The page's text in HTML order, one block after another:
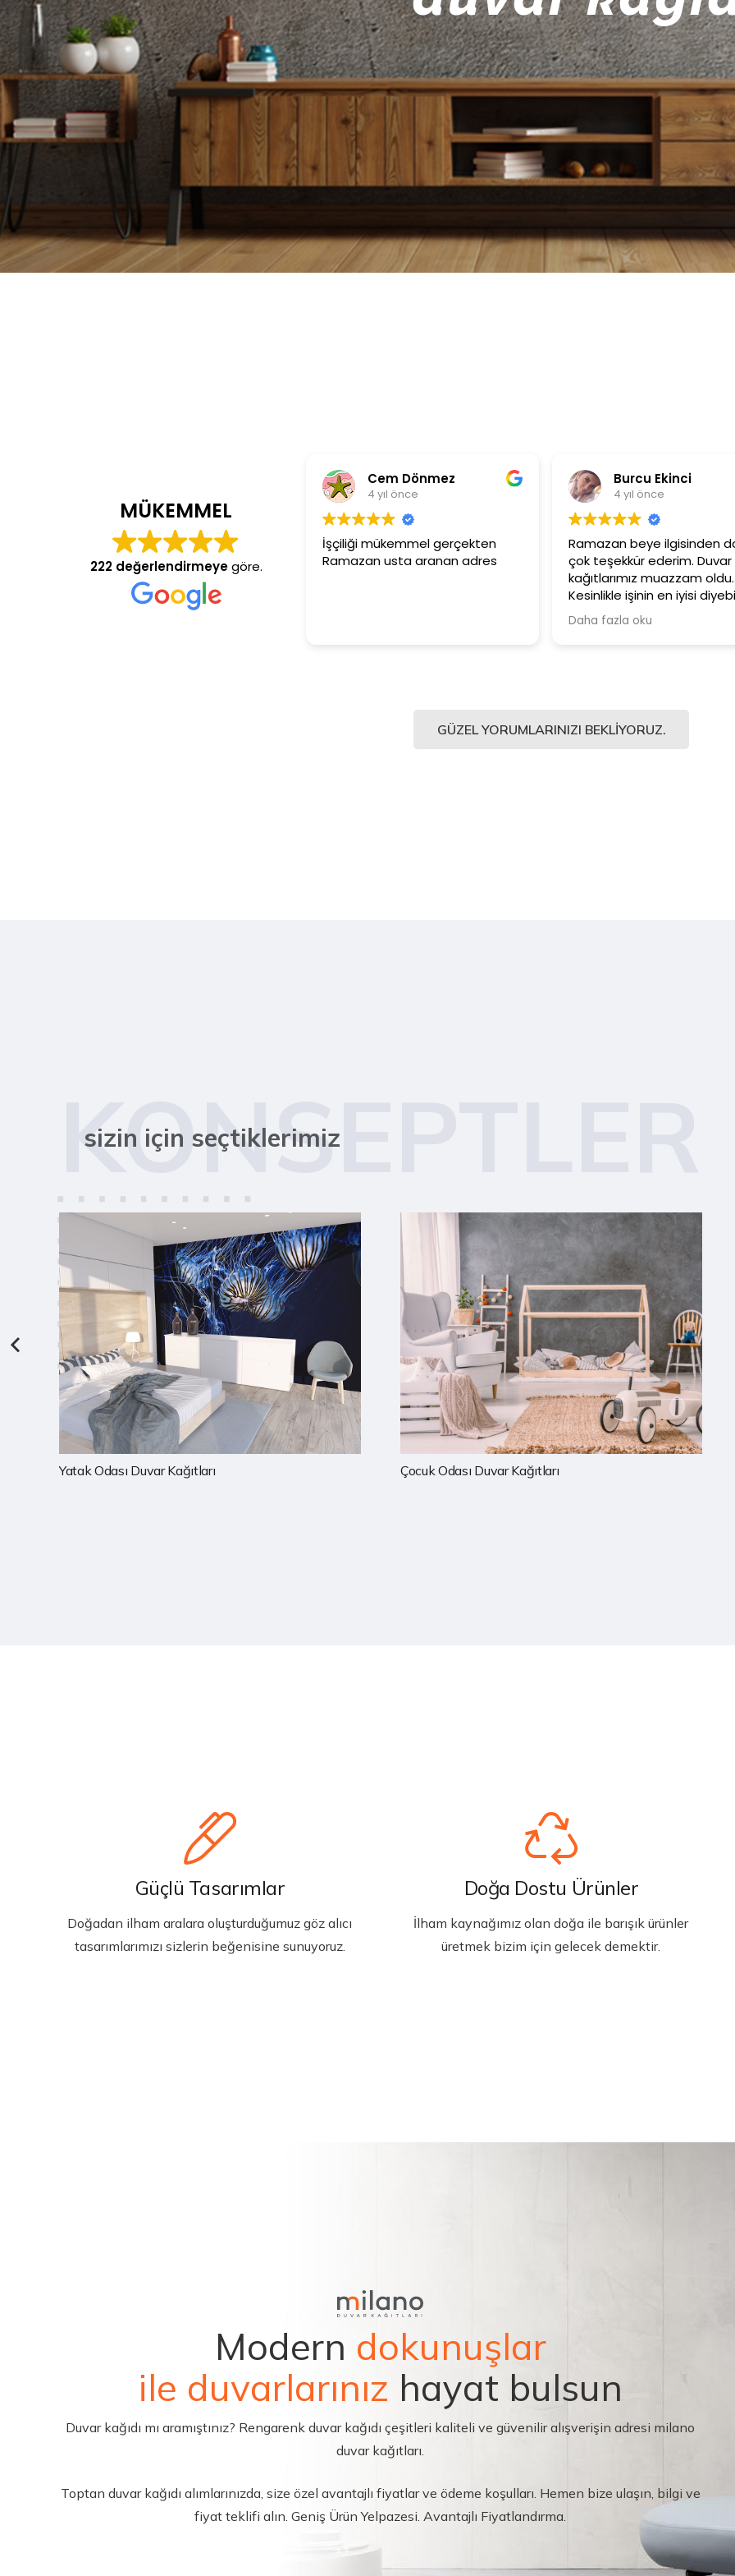
MÜKEMMEL
222 değerlendirmeyegöre.
İşçiliği mükemmel gerçekten
Ramazan usta aranan adres
Burcu Ekinci
Ramazan beye ilgisinden dolayı
çok teşekkür ederim. Duvar
kağıtlarımız muazzam oldu.
Kesinlikle işinin en iyisi diyebilirim.
Şiddetle tavsiye ediyorum.
Ürünler
Güler
GÜZEL YORUMLARINIZI BEKLIYORUZ.
KONSEPTLER
sizin için seçtiklerimiz
Çocuk Odası Duvar Kağıtları Mutfak Duvar Kağıtları
Güçlü Tasarımlar
Doğadan ilham aralara oluşturduğumuz göz alıcı
tasarımlarımızı sizlerin beğenisine sunuyoruz.
Doğa Dostu Ürünler
İlham kaynağımız olan doğa ile barışık ürünler
üretmek bizim için gelecek demektir.
Modern dokunuşlar
ile duvarlarınız hayat bulsun
Duvar kağıdı mı aramıştınız? Rengarenk duvar kağıdı çeşitleri kaliteli ve güvenilir alışverişin adresi milano
duvar kağıtları.
Toptan duvar kağıdı alımlarınızda, size özel avantajlı fiyatlar ve ödeme koşulları. Hemen bize ulaşın, bilgi ve
fiyat teklifi alın. Geniş Ürün Yelpazesi. Avantajlı Fiyatlandırma.